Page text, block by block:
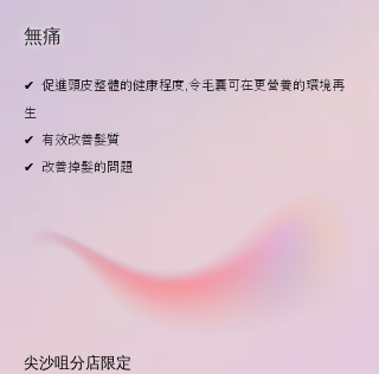
無痛
✔ 促進頭皮整體的健康程度,令毛囊可在更營養的環境再
生
✔ 有效改善髮質
✔ 改善掉髮的問題
尖沙咀分店限定